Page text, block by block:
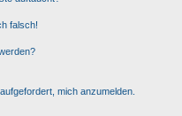
falsch!
mich anzumelden.